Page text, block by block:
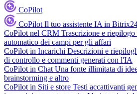
CoPilot
CoPilot Il tuo assistente IA in
CoPilot nel CRM Trascrizione e
automatico dei campi per gli affari
CoPilot in Incarichi Descrizioni e
di controllo e commenti generati con l'IA
CoPilot in Chat Una fonte illimitata di
brainstorming e altro
CoPilot in Siti e store Testi accattivanti